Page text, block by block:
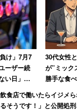
け」7月7
ーザー続
い日」に
30代女性
が”ミッ
勝手な食
供じゃな
た男性
飲食店で働いたらイジメ
るそうです！」と公開処